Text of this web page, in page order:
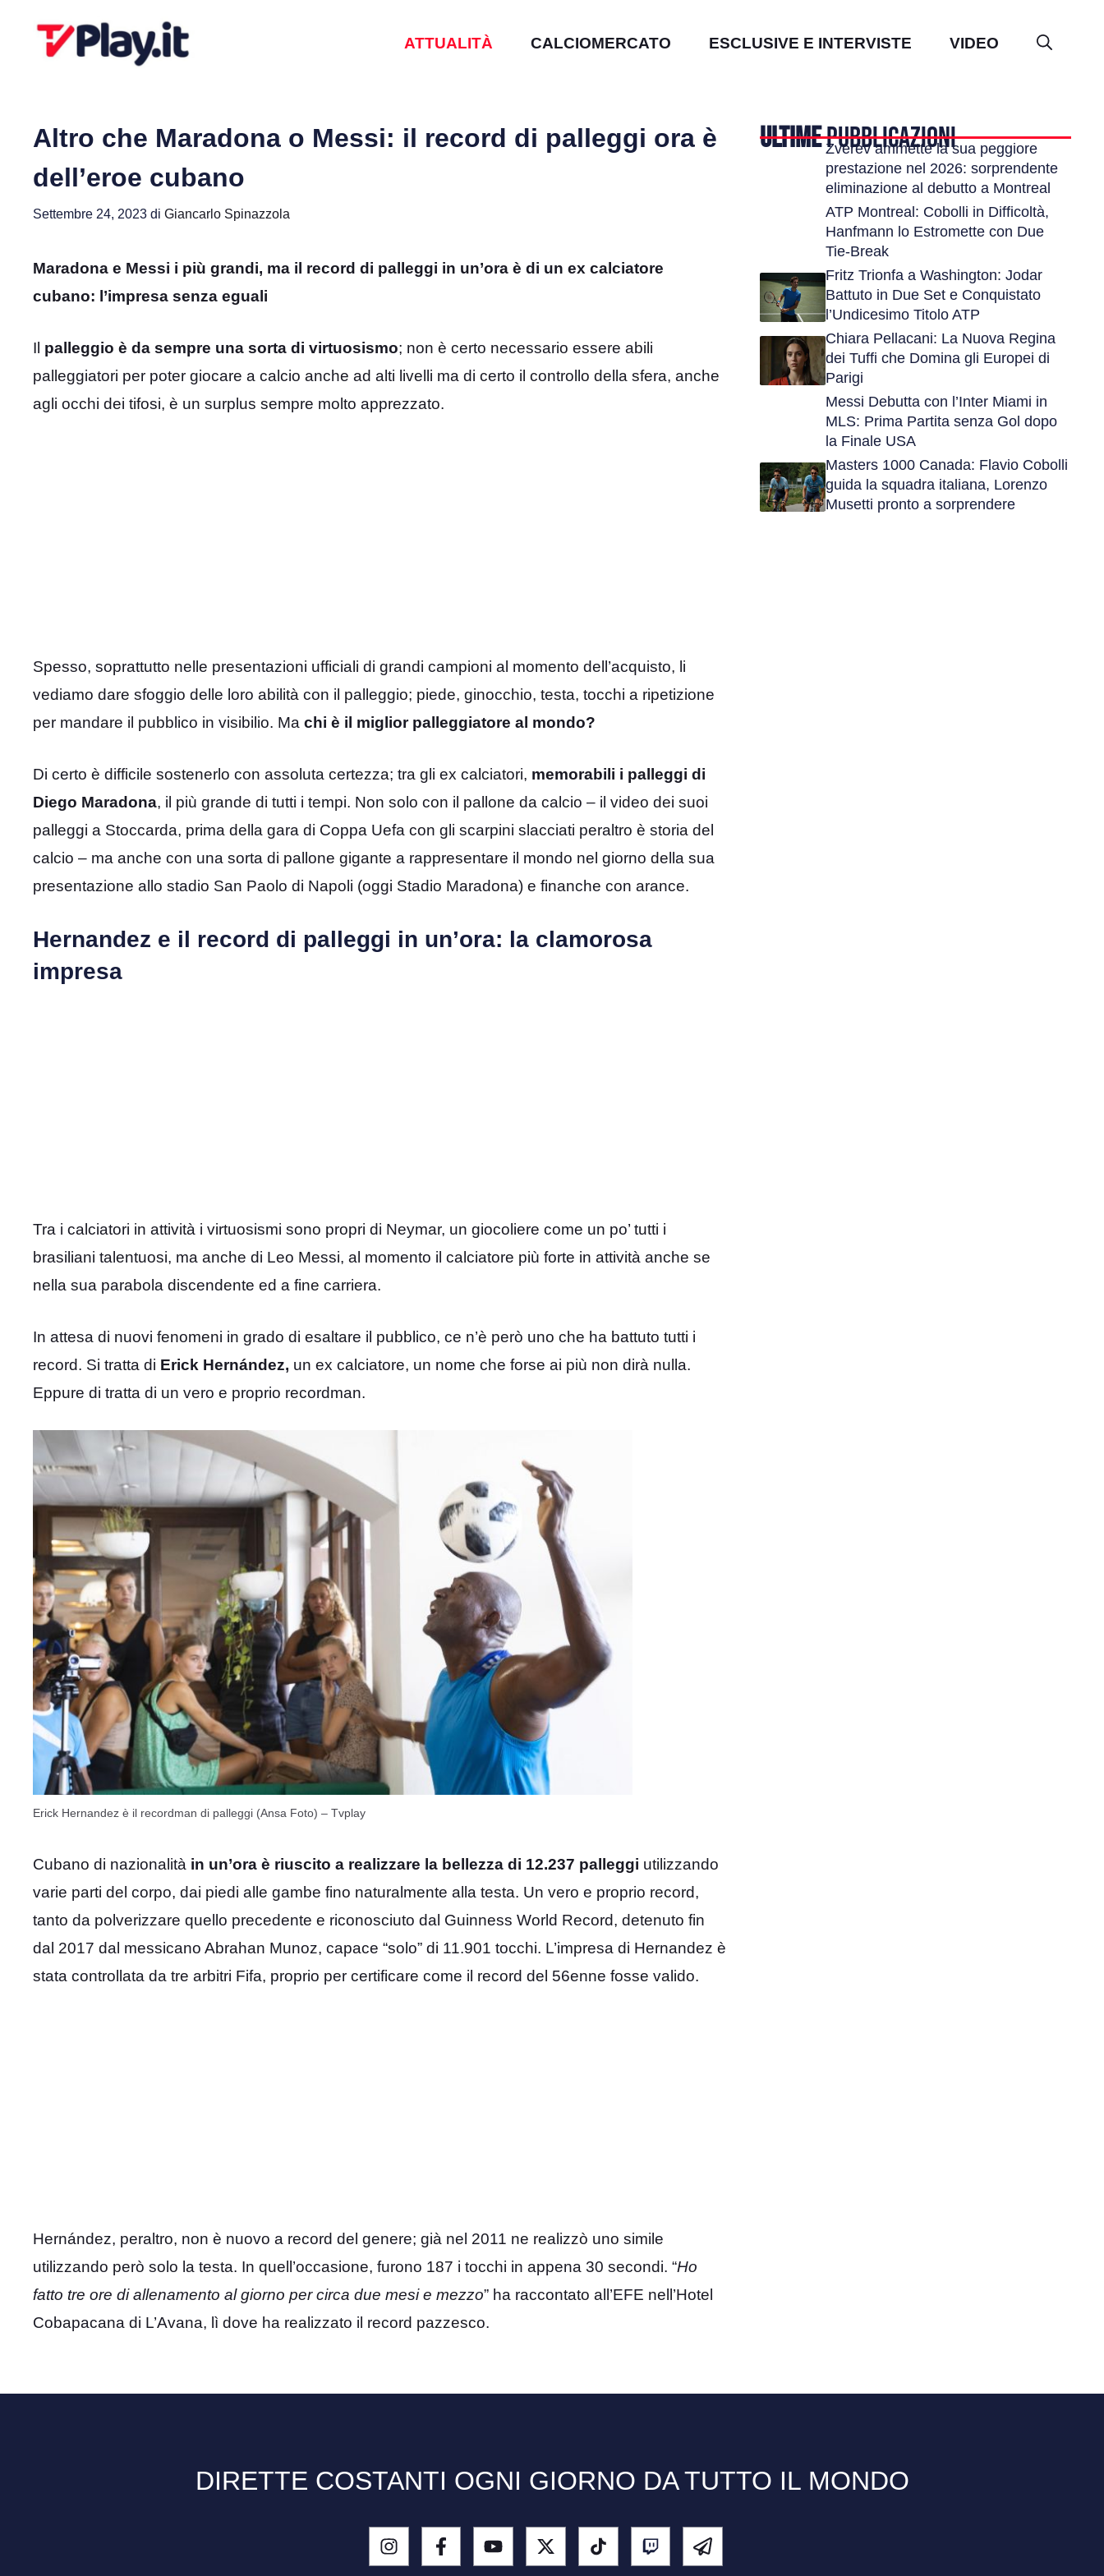
ATTUALITÀ CALCIOMERCATO ESCLUSIVE E INTERVISTE VIDEO
Altro che Maradona o Messi: il record di palleggi ora è
dell’eroe cubano
Settembre 24, 2023 di Giancarlo Spinazzola
Maradona e Messi i più grandi, ma il record di palleggi in un’ora è di un ex calciatore
cubano: l’impresa senza eguali
Il palleggio è da sempre una sorta di virtuosismo; non è certo necessario essere abili
palleggiatori per poter giocare a calcio anche ad alti livelli ma di certo il controllo della sfera, anche
agli occhi dei tifosi, è un surplus sempre molto apprezzato.
Spesso, soprattutto nelle presentazioni ufficiali di grandi campioni al momento dell’acquisto, li
vediamo dare sfoggio delle loro abilità con il palleggio; piede, ginocchio, testa, tocchi a ripetizione
per mandare il pubblico in visibilio. Ma chi è il miglior palleggiatore al mondo?
Di certo è difficile sostenerlo con assoluta certezza; tra gli ex calciatori, memorabili i palleggi di
Diego Maradona, il più grande di tutti i tempi. Non solo con il pallone da calcio – il video dei suoi
palleggi a Stoccarda, prima della gara di Coppa Uefa con gli scarpini slacciati peraltro è storia del
calcio – ma anche con una sorta di pallone gigante a rappresentare il mondo nel giorno della sua
presentazione allo stadio San Paolo di Napoli (oggi Stadio Maradona) e finanche con arance.
Hernandez e il record di palleggi in un’ora: la clamorosa
impresa
Tra i calciatori in attività i virtuosismi sono propri di Neymar, un giocoliere come un po’ tutti i
brasiliani talentuosi, ma anche di Leo Messi, al momento il calciatore più forte in attività anche se
nella sua parabola discendente ed a fine carriera.
In attesa di nuovi fenomeni in grado di esaltare il pubblico, ce n’è però uno che ha battuto tutti i
record. Si tratta di Erick Hernández, un ex calciatore, un nome che forse ai più non dirà nulla.
Eppure di tratta di un vero e proprio recordman.
Erick Hernandez è il recordman di palleggi (Ansa Foto) – Tvplay
Cubano di nazionalità in un’ora è riuscito a realizzare la bellezza di 12.237 palleggi utilizzando
varie parti del corpo, dai piedi alle gambe fino naturalmente alla testa. Un vero e proprio record,
tanto da polverizzare quello precedente e riconosciuto dal Guinness World Record, detenuto fin
dal 2017 dal messicano Abrahan Munoz, capace “solo” di 11.901 tocchi. L’impresa di Hernandez è
stata controllata da tre arbitri Fifa, proprio per certificare come il record del 56enne fosse valido.
Hernández, peraltro, non è nuovo a record del genere; già nel 2011 ne realizzò uno simile
utilizzando però solo la testa. In quell’occasione, furono 187 i tocchi in appena 30 secondi. “Ho
fatto tre ore di allenamento al giorno per circa due mesi e mezzo” ha raccontato all’EFE nell’Hotel
Cobapacana di L’Avana, lì dove ha realizzato il record pazzesco.
ULTIMEPUBBLICAZIONI
Zverev ammette la sua peggiore
prestazione nel 2026: sorprendente
eliminazione al debutto a Montreal
ATP Montreal: Cobolli in Difficoltà,
Hanfmann lo Estromette con Due
Tie-Break
Fritz Trionfa a Washington: Jodar
Battuto in Due Set e Conquistato
l’Undicesimo Titolo ATP
Chiara Pellacani: La Nuova Regina
dei Tuffi che Domina gli Europei di
Parigi
Messi Debutta con l’Inter Miami in
MLS: Prima Partita senza Gol dopo
la Finale USA
Masters 1000 Canada: Flavio Cobolli
guida la squadra italiana, Lorenzo
Musetti pronto a sorprendere
DIRETTE COSTANTI OGNI GIORNO DA TUTTO IL MONDO